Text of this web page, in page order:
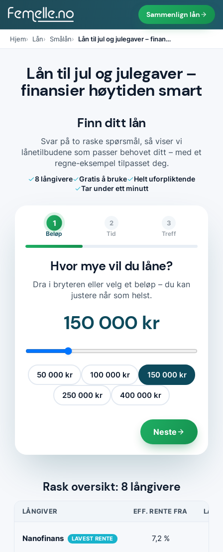
Sammenlign lån
Hjem Lån Smålån Lån til jul og julegaver – finan…
Lån til jul og julegaver –
finansier høytiden smart
Finn ditt lån
Svar på to raske spørsmål, så viser vi
lånetilbudene som passer behovet ditt – med et
regne-eksempel tilpasset deg.
8långivere Gratis å bruke
Helt uforpliktende
Tar under ett minutt
1
Beløp
2
Tid
3
Treff
Hvor mye vil du låne?
Dra i bryteren eller velg et beløp – du kan
justere når som helst.
150 000 kr
50 000 kr 100 000 kr 150 000 kr
250 000 kr 400 000 kr
Neste
Rask oversikt: 8 långivere
LÅNGIVER EFF. RENTE FRA
Nanofinans LAVEST RENTE 7,2 %